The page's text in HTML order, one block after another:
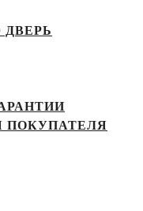
ПОКУПАТЕЛЯ